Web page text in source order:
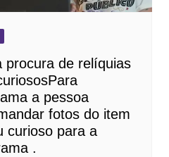
procura de relíquias
a pessoa
fotos do item
curioso para a
.